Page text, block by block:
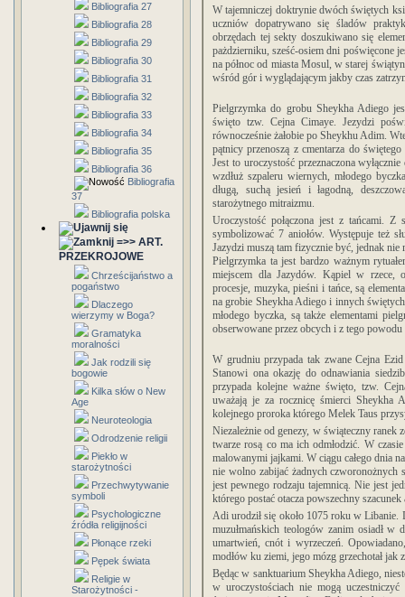
Bibliografia 27
Bibliografia 28
Bibliografia 29
Bibliografia 30
Bibliografia 31
Bibliografia 32
Bibliografia 33
Bibliografia 34
Bibliografia 35
Bibliografia 36
Bibliografia
37
Bibliografia polska
=>> ART.
PRZEKROJOWE
Chrześcijaństwo a
pogaństwo
Dlaczego
wierzymy w Boga?
Gramatyka
moralności
Jak rodzili się
bogowie
Kilka słów o New
Age
Neuroteologia
Odrodzenie religii
Piekło w
starożytności
Przechwytywanie
symboli
Psychologiczne
źródła religijności
Płonące rzeki
Pępek świata
Religie w
Starożytności -
W tajemniczej doktrynie dwóch świętych
uczniów dopatrywano się śladów
obrzędach tej sekty doszukiwano się
pażdzierniku, sześć-osiem dni poświęcone
na północ od miasta Mosul, w starej
wśród gór i wyglądającym jakby czas
Pielgrzymka do grobu Sheykha Adiego
święto tzw. Cejna Cimaye. Jezydzi
równocześnie żałobie po Sheykhu Adim.
pątnicy przenoszą z cmentarza do
Jest to uroczystość przeznaczona
wzdłuż szpaleru wiernych, młodego
długą, suchą jesień i łagodną,
starożytnego mitraizmu.
Uroczystość połączona jest z tańcami. Z
symbolizować 7 aniołów. Występuje też
Jazydzi muszą tam fizycznie być, jednak
Pielgrzymka ta jest bardzo ważnym
miejscem dla Jazydów. Kąpiel w rzece,
procesje, muzyka, pieśni i tańce, są
na grobie Sheykha Adiego i innych
młodego byczka, są także elementami
obserwowane przez obcych i z tego powodu
W grudniu przypada tak zwane Cejna
Stanowi ona okazję do odnawiania
przypada kolejne ważne święto, tzw.
uważają je za rocznicę śmierci Sheykha
kolejnego proroka którego Melek Taus
Niezależnie od genezy, w świąteczny
twarze rosą co ma ich odmłodzić. W
malowanymi jajkami. W ciągu całego dnia
nie wolno zabijać żadnych czworonożnych
jest pewnego rodzaju tajemnicą. Nie jest
którego postać otacza powszechny
Adi urodził się około 1075 roku w Libanie.
muzułmańskich teologów zanim osiadł
umartwień, cnót i wyrzeczeń.
modłów ku ziemi, jego mózg grzechotał
Będąc w sanktuarium Sheykha Adiego,
w uroczystościach nie mogą